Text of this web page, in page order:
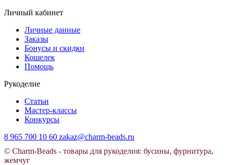
Личный кабинет
Личные данные
Заказы
Бонусы и скидки
Кошелек
Помощь
Рукоделие
Статьи
Мастер-классы
Конкурсы
8 965 700 10 60 zakaz@charm-beads.ru
© Charm-Beads - товары для рукоделия: бусины, фурнитура,
жемчуг